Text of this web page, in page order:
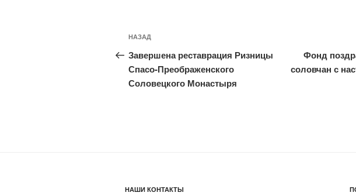
Навигация
по
записям
Предыдущая
запись:
НАЗАД
Завершена реставрация Ризницы
Спасо-Преображенского
Соловецкого Монастыря
Фонд
соловчан с
НАШИ КОНТАКТЫ